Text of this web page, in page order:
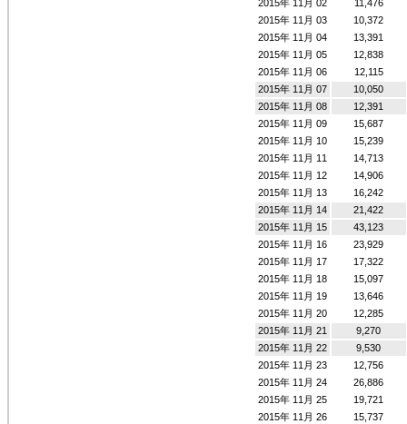
2015年 11月 02
11,476
2015年 11月 03
10,372
2015年 11月 04
13,391
2015年 11月 05
12,838
2015年 11月 06
12,115
2015年 11月 07
10,050
2015年 11月 08
12,391
2015年 11月 09
15,687
2015年 11月 10
15,239
2015年 11月 11
14,713
2015年 11月 12
14,906
2015年 11月 13
16,242
2015年 11月 14
21,422
2015年 11月 15
43,123
2015年 11月 16
23,929
2015年 11月 17
17,322
2015年 11月 18
15,097
2015年 11月 19
13,646
2015年 11月 20
12,285
2015年 11月 21
9,270
2015年 11月 22
9,530
2015年 11月 23
12,756
2015年 11月 24
26,886
2015年 11月 25
19,721
2015年 11月 26
15,737